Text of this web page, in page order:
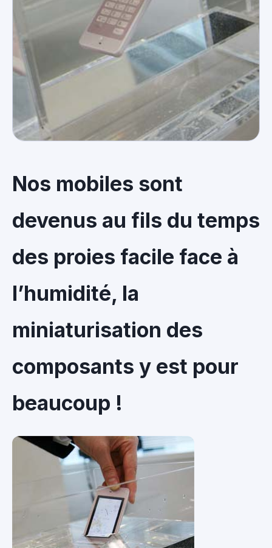
Nos mobiles sont
devenus au fils du temps
des proies facile face à
l’humidité, la
miniaturisation des
composants y est pour
beaucoup !